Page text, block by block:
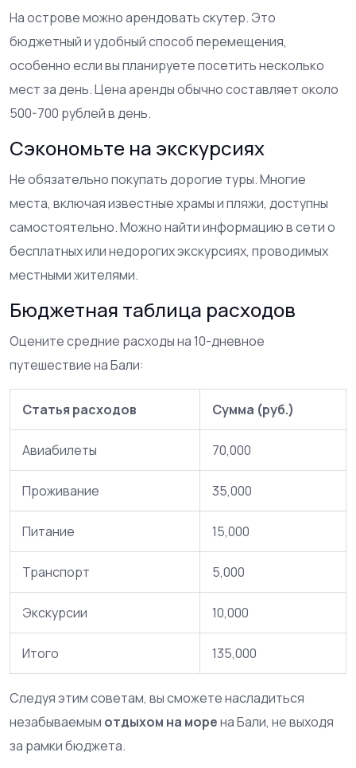
На острове можно арендовать скутер. Это
бюджетный и удобный способ перемещения,
особенно если вы планируете посетить несколько
мест за день. Цена аренды обычно составляет около
500-700 рублей в день.
Сэкономьте на экскурсиях
Не обязательно покупать дорогие туры. Многие
места, включая известные храмы и пляжи, доступны
самостоятельно. Можно найти информацию в сети о
бесплатных или недорогих экскурсиях, проводимых
местными жителями.
Бюджетная таблица расходов
Оцените средние расходы на 10-дневное
путешествие на Бали:
Статья расходов Сумма (руб.)
Авиабилеты 70,000
Проживание 35,000
Питание 15,000
Транспорт 5,000
Экскурсии 10,000
Итого 135,000
Следуя этим советам, вы сможете насладиться
незабываемым отдыхом на морена Бали, не выходя
за рамки бюджета.